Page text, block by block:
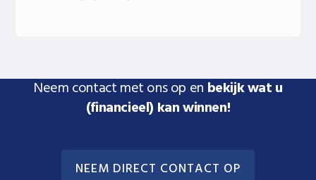
Neem contact met ons op en bekijk wat u
(financieel) kan winnen!
NEEM DIRECT CONTACT OP